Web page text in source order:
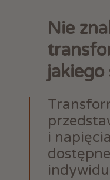
Nie
jakiego
i